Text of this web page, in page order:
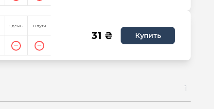
1 день В пути
31 ₴ Купить
1